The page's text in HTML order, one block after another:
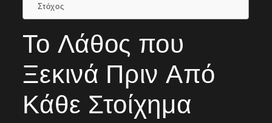
Στόχος
Το Λάθος που
Ξεκινά Πριν Από
Κάθε Στοίχημα